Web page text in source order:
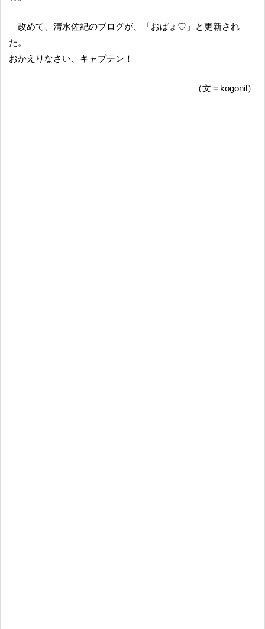
改めて、清水佐紀のブログが、「おぱょ♡」と更新され
た。
おかえりなさい、キャプテン！
（文＝kogonil）